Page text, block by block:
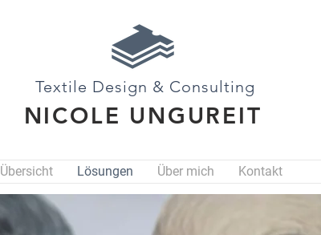
Textile Design & Consulting
NICOLE UNGUREIT
Übersicht Lösungen Über mich Kontakt